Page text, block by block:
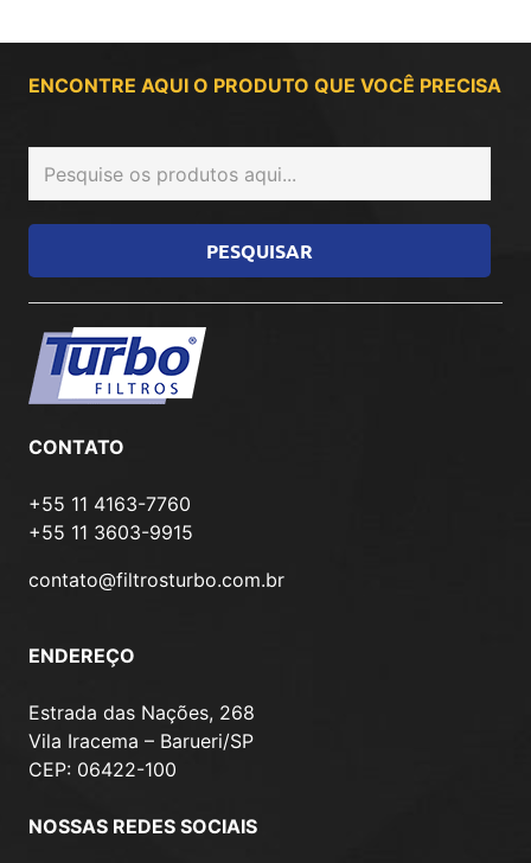
ENCONTRE AQUI O PRODUTO QUE VOCÊ PRECISA
CONTATO
+55 11 4163-7760
+55 11 3603-9915
contato@filtrosturbo.com.br
ENDEREÇO
Estrada das Nações, 268
Vila Iracema – Barueri/SP
CEP: 06422-100
NOSSAS REDES SOCIAIS